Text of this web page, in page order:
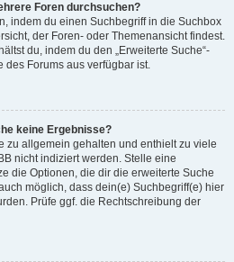
Foren durchsuchen?
indem du einen Suchbegriff in die Suchbox
der Foren- oder Themenansicht findest.
du, indem du den „Erweiterte Suche“-
des Forums aus verfügbar ist.
keine Ergebnisse?
zu allgemein gehalten und enthielt zu viele
nicht indiziert werden. Stelle eine
die Optionen, die dir die erweiterte Suche
möglich, dass dein(e) Suchbegriff(e) hier
Prüfe ggf. die Rechtschreibung der